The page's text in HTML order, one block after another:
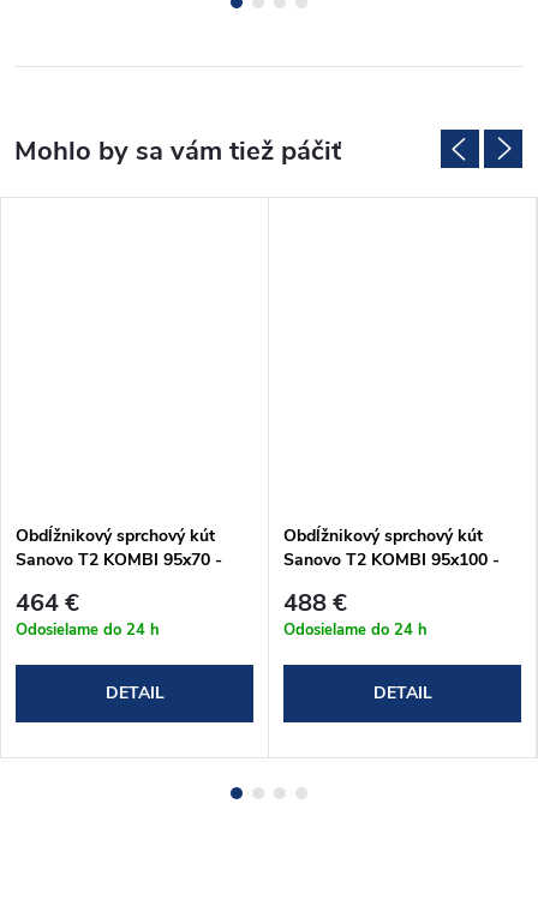
Obdĺžnikový sprchový kút
Sanovo T2 KOMBI 95x70 -
(T2K_9570C)
464 €
Odosielame do 24 h
DETAIL
Obdĺžnikový sprchový kút
Sanovo T2 KOMBI 95x100 -
(T2K_95100C)
488 €
Odosielame do 24 h
DETAIL